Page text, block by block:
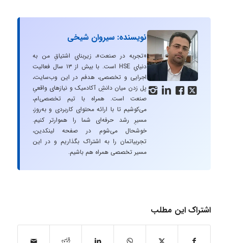
   
نویسنده: سیروان شیخی
«تجربه در صنعت»، زیربنایِ اشتیاقِ من به
دنیایِ HSE است. با بیش از ۱۳ سال فعالیت
اجرایی و تخصصی، هدفم در این وب‌سایت،
پل زدن میان دانشِ آکادمیک و نیازهای واقعیِ
صنعت است. همراه با تیم تخصصی‌ام،
می‌کوشیم تا با ارائه محتوای کاربردی و به‌روز،
مسیرِ رشد حرفه‌ای شما را هموارتر کنیم.
خوشحال می‌شوم در صفحه لینکدین،
تجربیاتمان را به اشتراک بگذاریم و در این
مسیر تخصصی همراه هم باشیم.
اشتراک این مطلب